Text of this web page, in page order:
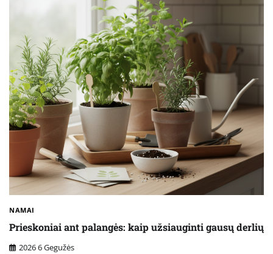
NAMAI
Prieskoniai ant palangės: kaip užsiauginti gausų derlių
2026 6 Gegužės